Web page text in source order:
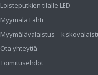
Loisteputkien tilalle LED
Myymälä Lahti
Myymälävalaistus –
Ota yhteyttä
Toimitusehdot